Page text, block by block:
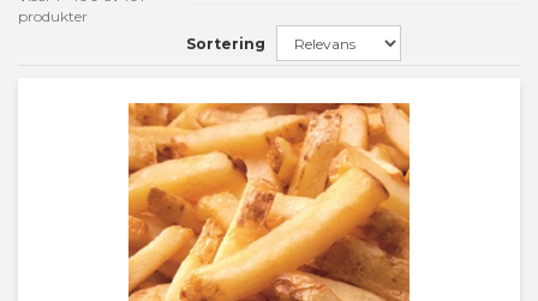
produkter
Sortering